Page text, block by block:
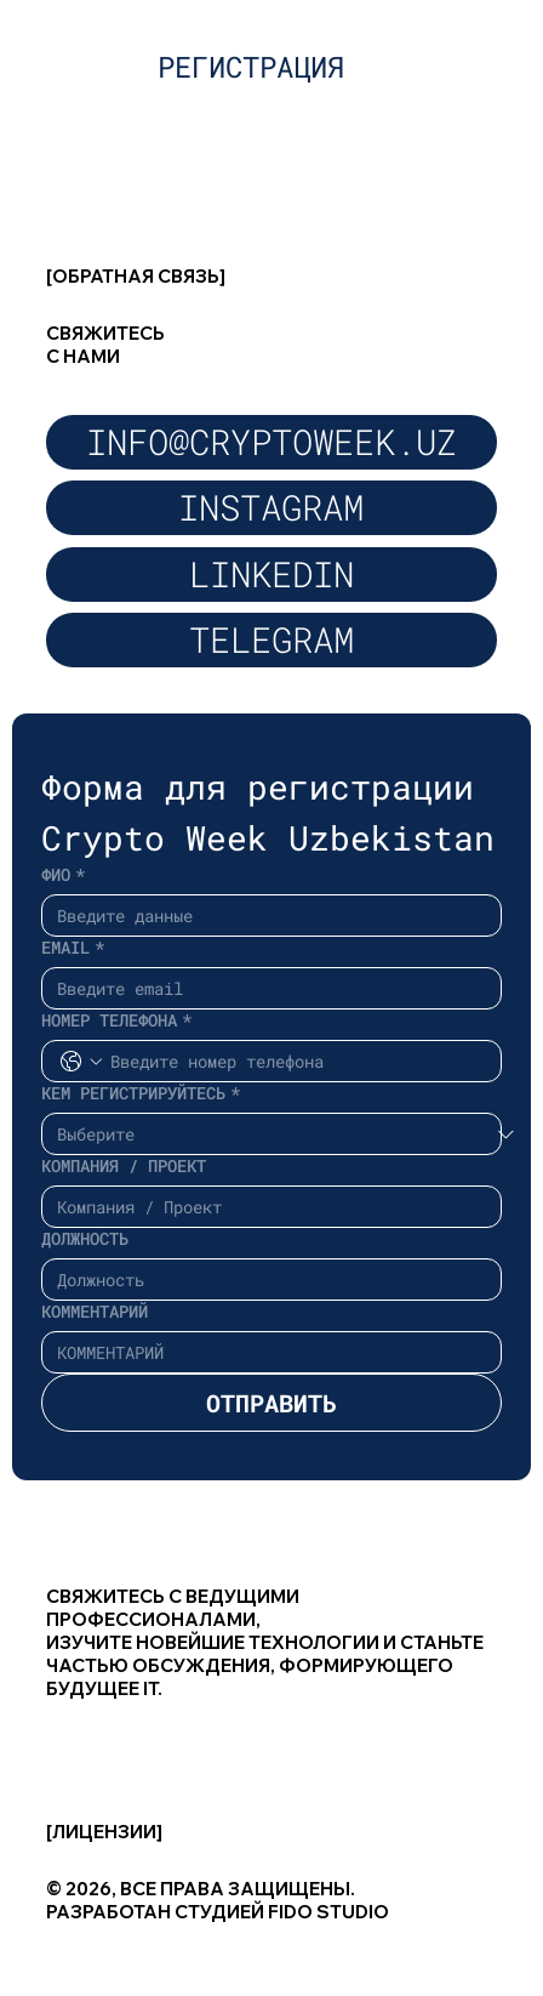
РЕГИСТРАЦИЯ
[ОБРАТНАЯ СВЯЗЬ]
СВЯЖИТЕСЬ
С НАМИ
INFO@CRYPTOWEEK.UZ
INSTAGRAM
LINKEDIN
TELEGRAM
Форма для регистрации
Crypto Week Uzbekistan
ФИО *
EMAIL *
НОМЕР ТЕЛЕФОНА *
КЕМ РЕГИСТРИРУЙТЕСЬ *
КОМПАНИЯ / ПРОЕКТ
ДОЛЖНОСТЬ
КОММЕНТАРИЙ
ОТПРАВИТЬ
СВЯЖИТЕСЬ С ВЕДУЩИМИ
ПРОФЕССИОНАЛАМИ,
ИЗУЧИТЕ НОВЕЙШИЕ ТЕХНОЛОГИИ И СТАНЬТЕ
ЧАСТЬЮ ОБСУЖДЕНИЯ, ФОРМИРУЮЩЕГО
БУДУЩЕЕ IT.
[ЛИЦЕНЗИИ]
© 2026, ВСЕ ПРАВА ЗАЩИЩЕНЫ.
РАЗРАБОТАН СТУДИЕЙ FIDO STUDIO